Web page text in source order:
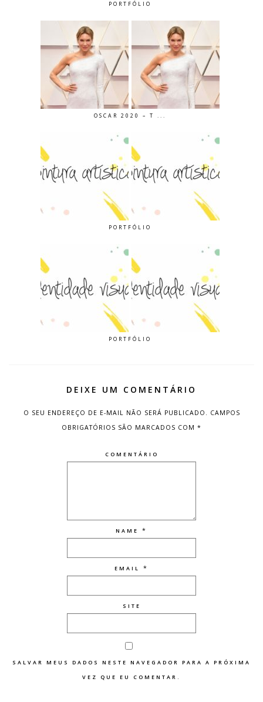
PORTFÓLIO
OSCAR 2020 – T ...
PORTFÓLIO
PORTFÓLIO
DEIXE UM COMENTÁRIO
O SEU ENDEREÇO DE E-MAIL NÃO SERÁ PUBLICADO. CAMPOS
OBRIGATÓRIOS SÃO MARCADOS COM *
COMENTÁRIO
NAME *
EMAIL *
SITE
SALVAR MEUS DADOS NESTE NAVEGADOR PARA A PRÓXIMA
VEZ QUE EU COMENTAR.